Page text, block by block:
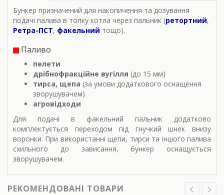
Бункер призначений для накопичення та дозування
подачі палива в топку котла через пальник (ретортний,
Ретра-ПСТ, факельний тощо).
Паливо
пелети
дрібнофракційне вугілля (до 15 мм)
тирса, щепа (за умови додаткового оснащення
зворушувачем)
агровідходи
Для подачі в факельний пальник додатково
комплектується переходом під гнучкий шнек внизу
воронки. При використанні щепи, тирси та іншого палива
схильного до зависання, бункер оснащується
зворушувачем.
РЕКОМЕНДОВАНІ ТОВАРИ